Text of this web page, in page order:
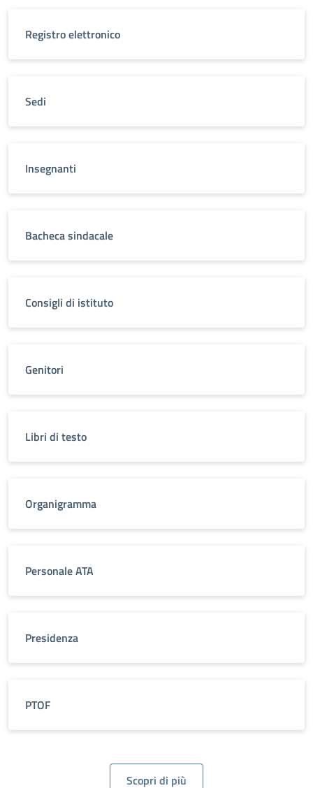
Registro elettronico
Sedi
Insegnanti
Bacheca sindacale
Consigli di istituto
Genitori
Libri di testo
Organigramma
Personale ATA
Presidenza
PTOF
Scopri di più